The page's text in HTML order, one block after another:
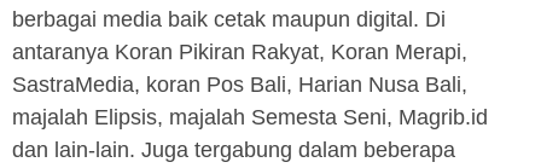
berbagai media baik cetak maupun digital. Di
antaranya Koran Pikiran Rakyat, Koran Merapi,
SastraMedia, koran Pos Bali, Harian Nusa Bali,
majalah Elipsis, majalah Semesta Seni, Magrib.id
dan lain-lain. Juga tergabung dalam beberapa